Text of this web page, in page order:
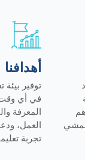
أهدافنا
توفير
في أي
المعرفة
العمل،
تجربة